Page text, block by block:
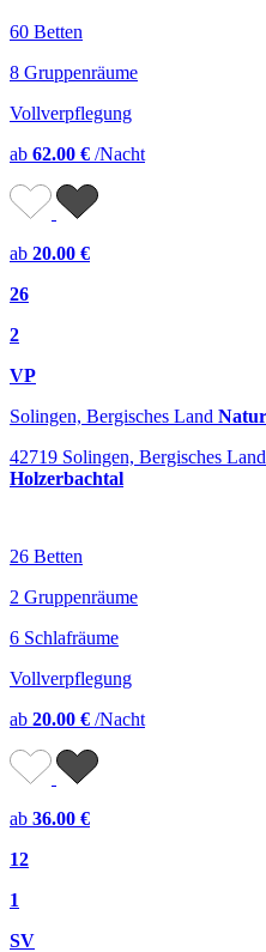
60 Betten
8 Gruppenräume
Vollverpflegung
ab 62.00 € /Nacht
ab 20.00 €
26
2
VP
Solingen, Bergisches Land
42719 Solingen, Bergisches Land
Holzerbachtal
26 Betten
2 Gruppenräume
6 Schlafräume
Vollverpflegung
ab 20.00 € /Nacht
ab 36.00 €
12
1
SV